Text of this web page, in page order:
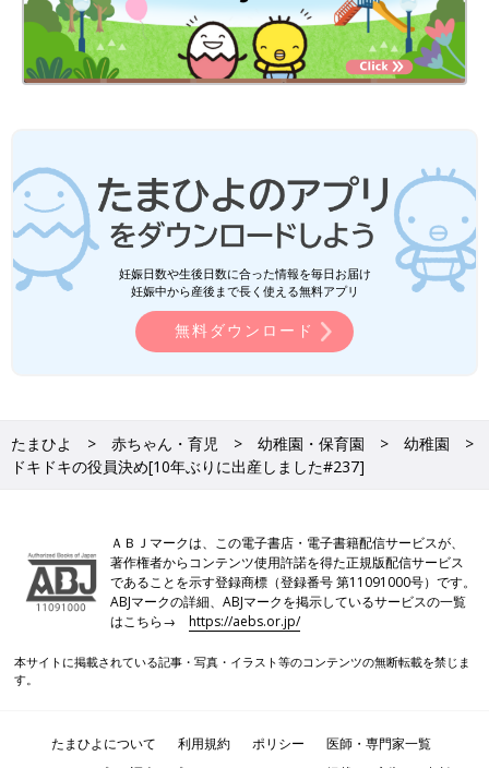
[マォ]
静岡の田舎町在住。
高校生の長女、中学生の長男、そして10年ぶりに妊娠・出産した
末っ子次女は、あっという間に幼稚園児に！妊娠・育児の記録を
（
インスタグラム）にて公開中。
Twitter／@maoppachi
もう１人のサンタ！
[10年ぶりに出産しま
した#236]
ー[10年ぶりに出産しま
した#238]
妊娠日数や生後日数に合った情報を毎日お届け
妊娠中から産後まで長く使える無料アプリ
無料ダウンロード
たまひよ 赤ちゃん・育児 幼稚園・保育園
幼稚園
ドキドキの役員決め[10年ぶりに出産しました#237]
ＡＢＪマークは、この電子書店・電子書籍配信サービスが、
著作権者からコンテンツ使用許諾を得た正規版配信サービス
であることを示す登録商標（登録番号 第11091000号）です。
ABJマークの詳細、ABJマークを掲示しているサービスの一覧
はこちら→https://aebs.or.jp/
本サイトに掲載されている記事・写真・イラスト等のコンテンツの無断転載を禁じま
す。
たまひよについて 利用規約 ポリシー
医師・専門家一覧